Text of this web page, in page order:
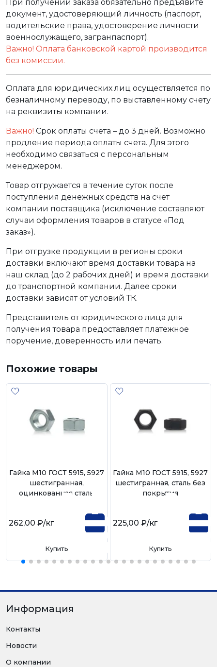
При получении заказа обязательно предъявите
документ, удостоверяющий личность (паспорт,
водительские права, удостоверение личности
военнослужащего, загранпаспорт).
Важно! Оплата банковской картой производится
без комиссии.
Оплата для юридических лиц осуществляется по
безналичному переводу, по выставленному счету
на реквизиты компании.
Важно! Срок оплаты счета – до 3 дней. Возможно
продление периода оплаты счета. Для этого
необходимо связаться с персональным
менеджером.
Товар отгружается в течение суток после
поступления денежных средств на счет
компании поставщика (исключение составляют
случаи оформления товаров в статусе «Под
заказ»).
При отгрузке продукции в регионы сроки
доставки включают время доставки товара на
наш склад (до 2 рабочих дней) и время доставки
до транспортной компании. Далее сроки
доставки зависят от условий ТК.
Представитель от юридического лица для
получения товара предоставляет платежное
поручение, доверенность или печать.
Похожие товары
Гайка М10 ГОСТ 5915, 5927
шестигранная,
оцинкованная сталь
262,00 ₽/кг
Купить
Гайка М10 ГОСТ 5915, 5927
шестигранная, сталь без
покрытия
225,00 ₽/кг
Купить
Информация
Контакты
Новости
О компании